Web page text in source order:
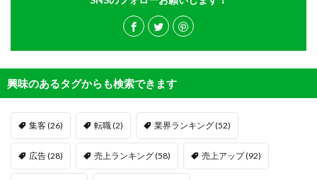
興味のあるタグからも検索できます
集客(26) 転職(2) 業界ランキング(52)
広告(28) 売上ランキング(58) 売上アップ(92)